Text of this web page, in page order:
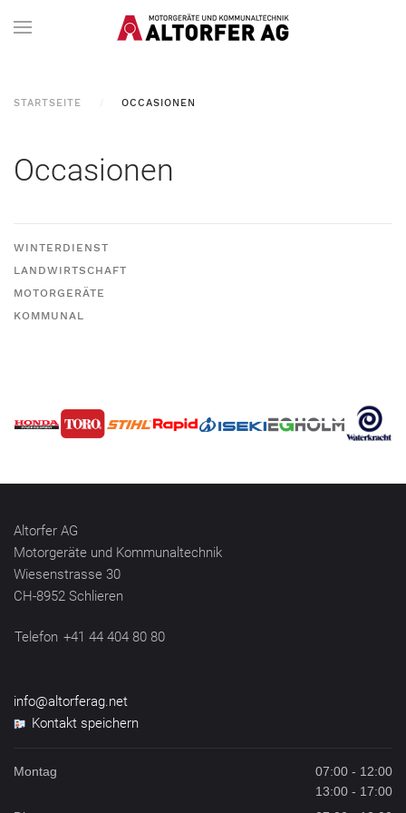
STARTSEITE OCCASIONEN
Occasionen
WINTERDIENST
LANDWIRTSCHAFT
MOTORGERÄTE
KOMMUNAL
Altorfer AG
Motorgeräte und Kommunaltechnik
Wiesenstrasse 30
CH-8952 Schlieren
Telefon +41 44 404 80 80
info@altorferag.net
Kontakt speichern
Montag
07:00 - 12:00
13:00 - 17:00